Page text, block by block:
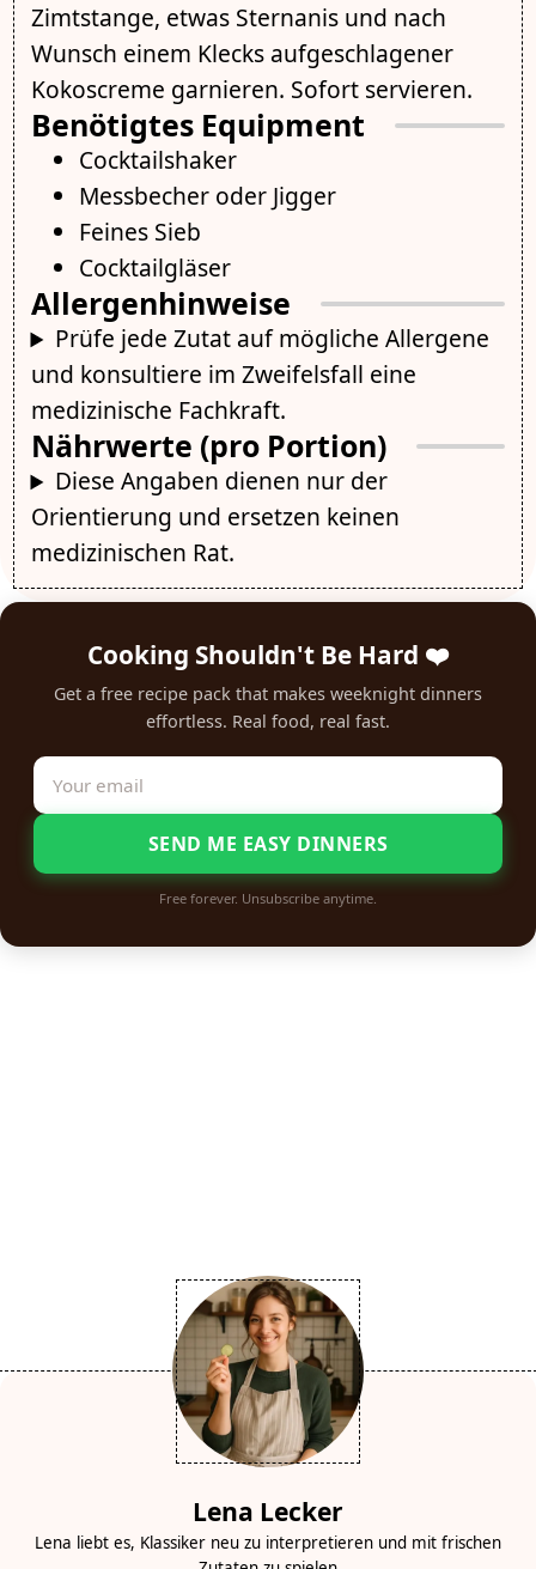
Zimtstange, etwas Sternanis und nach
Wunsch einem Klecks aufgeschlagener
Kokoscreme garnieren. Sofort servieren.
Benötigtes Equipment
Cocktailshaker
Messbecher oder Jigger
Feines Sieb
Cocktailgläser
Allergenhinweise
Prüfe jede Zutat auf mögliche Allergene
und konsultiere im Zweifelsfall eine
medizinische Fachkraft.
Nährwerte (pro Portion)
Diese Angaben dienen nur der
Orientierung und ersetzen keinen
medizinischen Rat.
Cooking Shouldn't Be Hard ❤️
Get a free recipe pack that makes weeknight dinners
effortless. Real food, real fast.
SEND ME EASY DINNERS
Free forever. Unsubscribe anytime.
Lena Lecker
Lena liebt es, Klassiker neu zu interpretieren und mit frischen